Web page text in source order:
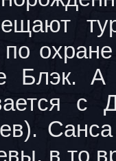
Блэк.
с
в то